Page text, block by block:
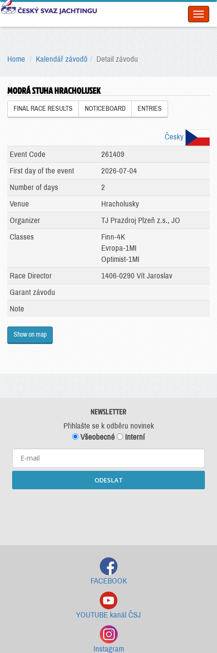
Home Kalendář závodů Detail závodu
MODRÁ STUHA HRACHOLUSEK
FINAL RACE RESULTS NOTICEBOARD ENTRIES
Česky
Event Code
261409
First day of the event
2026-07-04
Number of days
2
Venue
Hracholusky
Organizer
TJ Prazdroj Plzeň z.s., JO
Classes
Finn-4K
Evropa-1MI
Optimist-1MI
Race Director
1406-0290 Vít Jaroslav
Garant závodu
Note
Show on map
NEWSLETTER
Přihlašte se k odběru novinek
Všeobecné
Interní
ODESLAT
FACEBOOK
YOUTUBE kanál ČSJ
Instagram